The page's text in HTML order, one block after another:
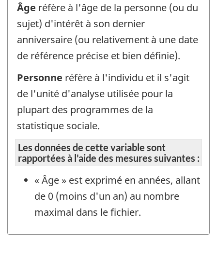
Âge réfère à l'âge de la personne (ou du
sujet) d'intérêt à son dernier
anniversaire (ou relativement à une date
de référence précise et bien définie).
Personne réfère à l'individu et il s'agit
de l'unité d'analyse utilisée pour la
plupart des programmes de la
statistique sociale.
Les données de cette variable sont
rapportées à l'aide des mesures suivantes :
« Âge » est exprimé en années, allant
de 0 (moins d'un an) au nombre
maximal dans le fichier.